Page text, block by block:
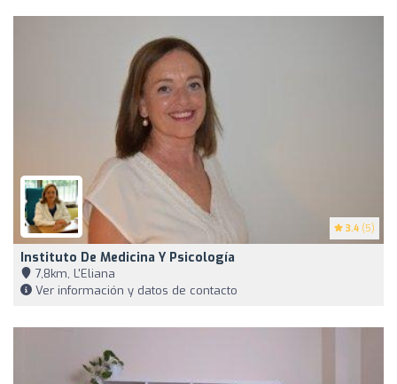
3.4 (5)
Instituto De Medicina Y Psicología
7,8km, L'Eliana
Ver información y datos de contacto